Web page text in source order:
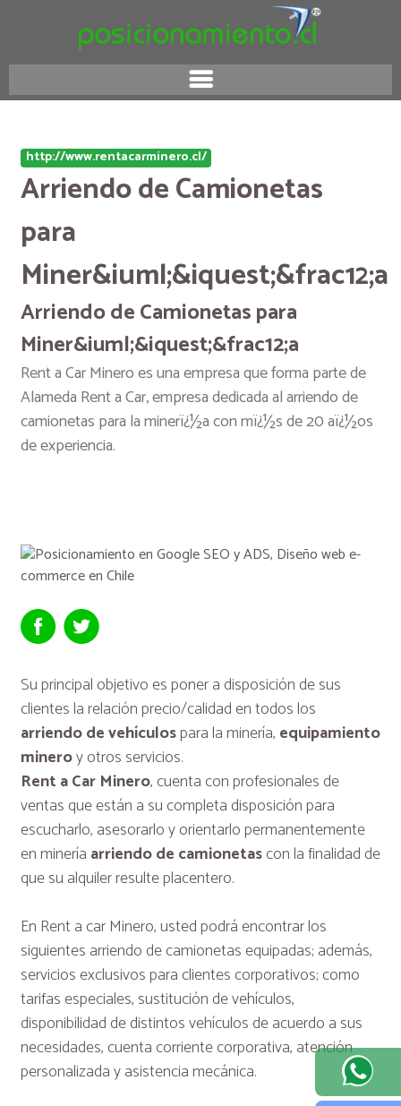
http://www.rentacarminero.cl/
Arriendo de Camionetas
para
Miner&iuml;&iquest;&frac12;a
Arriendo de Camionetas para
Miner&iuml;&iquest;&frac12;a
Rent a Car Minero es una empresa que forma parte de
Alameda Rent a Car, empresa dedicada al arriendo de
camionetas para la minerï¿½a con mï¿½s de 20 aï¿½os
de experiencia.
Su principal objetivo es poner a disposición de sus
clientes la relación precio/calidad en todos los
arriendo de vehículospara la minería, equipamiento
mineroy otros servicios.
Rent a Car Minero, cuenta con profesionales de
ventas que están a su completa disposición para
escucharlo, asesorarlo y orientarlo permanentemente
en minería arriendo de camionetascon la finalidad de
que su alquiler resulte placentero.
En Rent a car Minero, usted podrá encontrar los
siguientes arriendo de camionetas equipadas; además,
servicios exclusivos para clientes corporativos; como
tarifas especiales, sustitución de vehículos,
disponibilidad de distintos vehículos de acuerdo a sus
necesidades, cuenta corriente corporativa, atención
personalizada y asistencia mecánica.